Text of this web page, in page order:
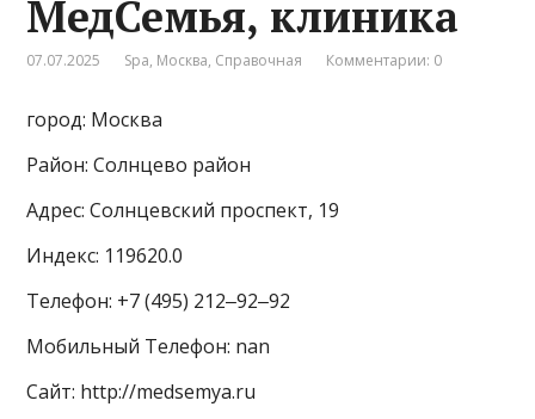
МедСемья, клиника
07.07.2025 Spa, Москва, Справочная Комментарии: 0
город: Москва
Район: Солнцево район
Адрес: Солнцевский проспект, 19
Индекс: 119620.0
Телефон: +7 (495) 212‒92‒92
Мобильный Телефон: nan
Сайт: http://medsemya.ru